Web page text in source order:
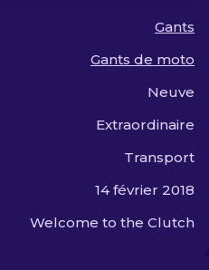
Gants
Gants de moto
Neuve
Extraordinaire
Transport
14 février 2018
Welcome to the Clutch